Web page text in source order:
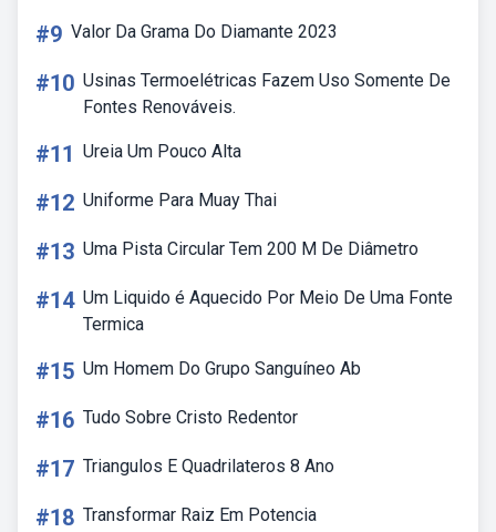
#9 Valor Da Grama Do Diamante 2023
#10 Usinas Termoelétricas Fazem Uso Somente De
Fontes Renováveis.
#11 Ureia Um Pouco Alta
#12 Uniforme Para Muay Thai
#13 Uma Pista Circular Tem 200 M De Diâmetro
#14 Um Liquido é Aquecido Por Meio De Uma Fonte
Termica
#15 Um Homem Do Grupo Sanguíneo Ab
#16 Tudo Sobre Cristo Redentor
#17 Triangulos E Quadrilateros 8 Ano
#18 Transformar Raiz Em Potencia